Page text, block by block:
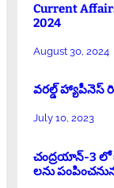
Current
2024
August 30, 2024
వరల్డ్ హ్యాపీనెస్
July 10, 2023
చంద్రయాన్-3 లో
లను